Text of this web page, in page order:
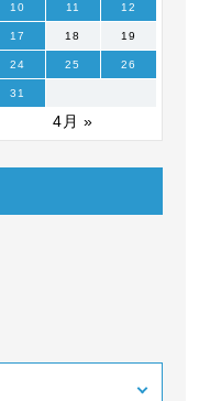
4月 »
10 11 12
17 18 19
24 25 26
31